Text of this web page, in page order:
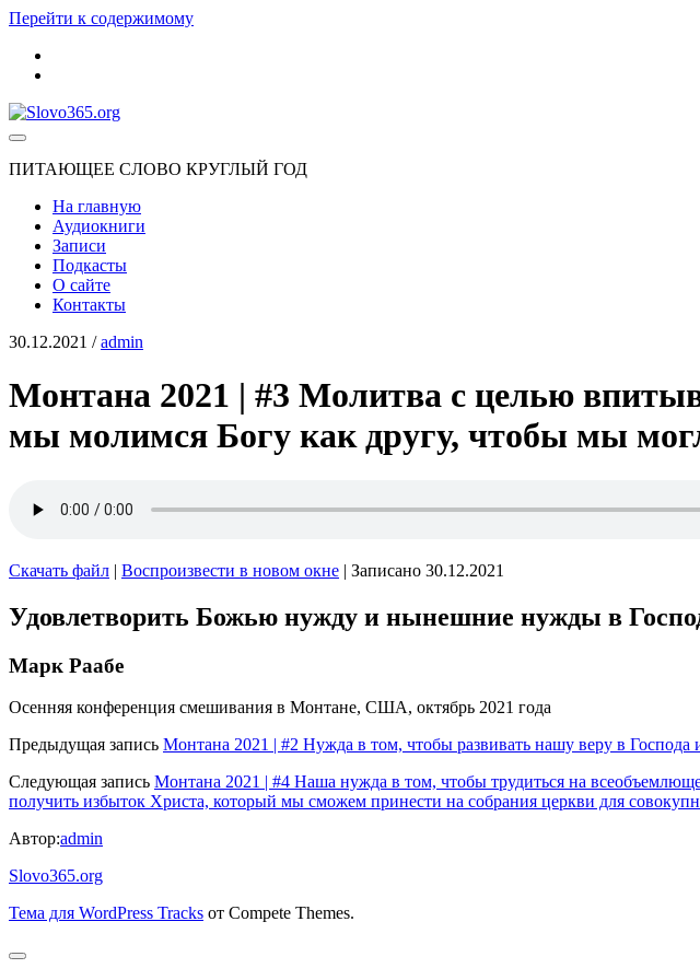
Перейти к содержимому
Slovo365.org
ПИТАЮЩЕЕ СЛОВО КРУГЛЫЙ ГОД
На главную
Аудиокниги
Записи
Подкасты
О сайте
Контакты
30.12.2021 /admin
Монтана 2021 | #3 Молитва с целью
мы молимся Богу как другу, чтобы мы
Скачать файл | Воспроизвести в новом окне | Записано 30.12.2021
Удовлетворить Божью нужду и нынешние нужды в
Марк Раабе
Осенняя конференция смешивания в Монтане, США, октябрь 2021 года
Предыдущая запись Монтана 2021 | #2 Нужда в том, чтобы развивать нашу веру в
Следующая запись Монтана 2021 | #4 Наша нужда в том, чтобы трудиться на
получить избыток Христа, который мы сможем принести на собрания церкви для
Автор:admin
Slovo365.org
Тема для WordPress Tracks от Compete Themes.